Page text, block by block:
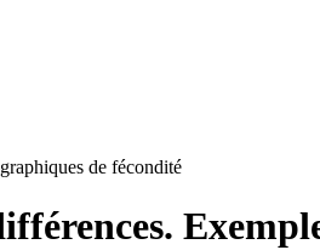
de fécondité